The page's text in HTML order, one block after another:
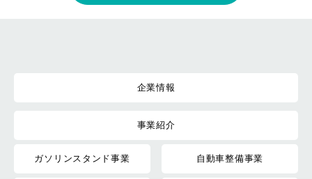
企業情報
事業紹介
ガソリンスタンド事業 自動車整備事業